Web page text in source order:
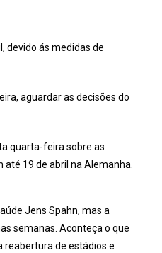
devido ás medidas de
aguardar as decisões do
quarta-feira sobre as
19 de abril na Alemanha.
Jens Spahn, mas a
semanas. Aconteça o que
reabertura de estádios e